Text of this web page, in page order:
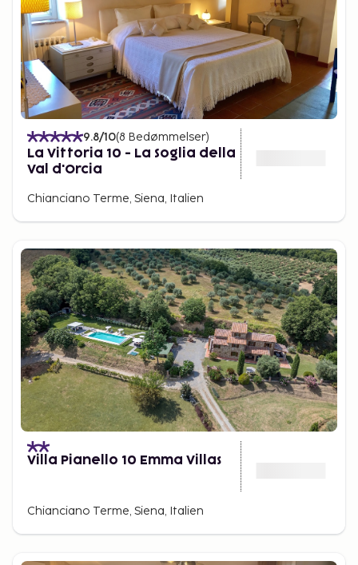
9.8/10(8 Bedømmelser)
La Vittoria 10 - La Soglia della
Val d'Orcia
Chianciano Terme, Siena, Italien
Villa Pianello 10 Emma Villas
Chianciano Terme, Siena, Italien